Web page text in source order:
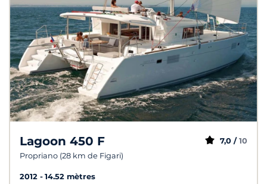
Lagoon 450 F
Propriano (28 km de Figari)
7,0 / 10
2012
14.52 mètres